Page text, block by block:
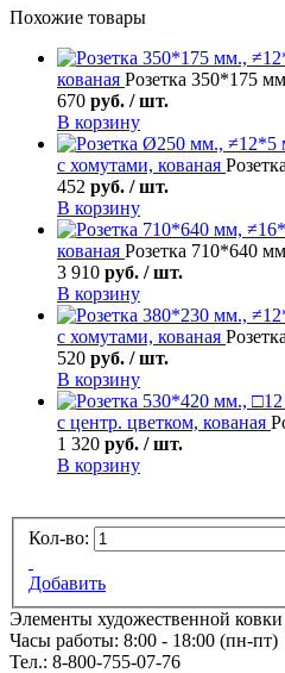
Похожие товары
кованая Розетка 350*175
670 руб. / шт.
В корзину
с хомутами, кованая
452 руб. / шт.
В корзину
кованая Розетка 710*640
3 910 руб. / шт.
В корзину
с хомутами, кованая
520 руб. / шт.
В корзину
с центр. цветком, кованая
1 320 руб. / шт.
В корзину
Кол-во:
Добавить
Элементы художественной ковки
Часы работы: 8:00 - 18:00 (пн-пт)
Тел.: 8-800-755-07-76